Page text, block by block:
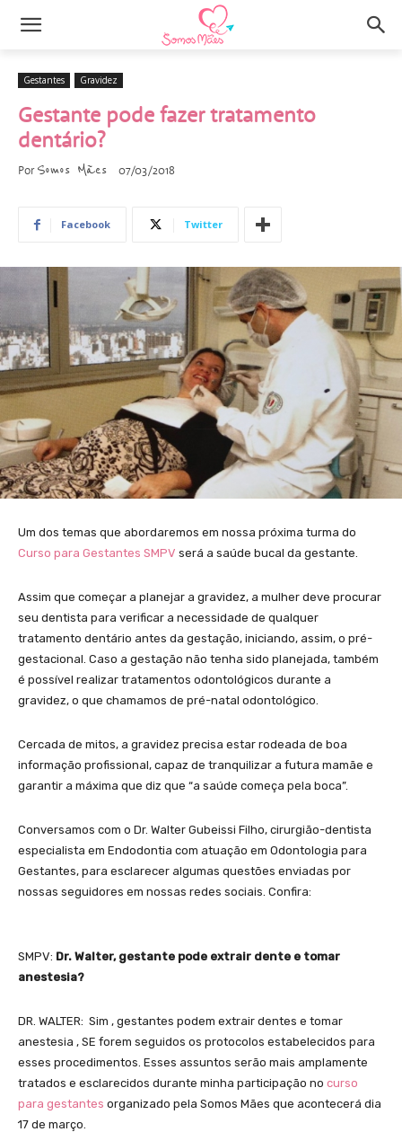
Gestantes Gravidez
Gestante pode fazer tratamento
dentário?
Por Somos Mães 07/03/2018
Facebook Twitter
Um dos temas que abordaremos em nossa próxima turma do
Curso para Gestantes SMPV será a saúde bucal da gestante.
Assim que começar a planejar a gravidez, a mulher deve procurar
seu dentista para verificar a necessidade de qualquer
tratamento dentário antes da gestação, iniciando, assim, o pré-
gestacional. Caso a gestação não tenha sido planejada, também
é possível realizar tratamentos odontológicos durante a
gravidez, o que chamamos de pré-natal odontológico.
Cercada de mitos, a gravidez precisa estar rodeada de boa
informação profissional, capaz de tranquilizar a futura mamãe e
garantir a máxima que diz que “a saúde começa pela boca”.
Conversamos com o Dr. Walter Gubeissi Filho, cirurgião-dentista
especialista em Endodontia com atuação em Odontologia para
Gestantes, para esclarecer algumas questões enviadas por
nossas seguidores em nossas redes sociais. Confira:
SMPV: Dr. Walter, gestante pode extrair dente e tomar
anestesia?
DR. WALTER: Sim , gestantes podem extrair dentes e tomar
anestesia , SE forem seguidos os protocolos estabelecidos para
esses procedimentos. Esses assuntos serão mais amplamente
tratados e esclarecidos durante minha participação no curso
para gestantes organizado pela Somos Mães que acontecerá dia
17 de março.